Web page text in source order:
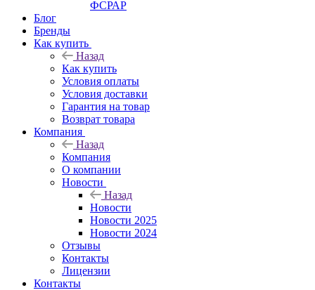
ФСРАР
Блог
Бренды
Как купить
Назад
Как купить
Условия оплаты
Условия доставки
Гарантия на товар
Возврат товара
Компания
Назад
Компания
О компании
Новости
Назад
Новости
Новости 2025
Новости 2024
Отзывы
Контакты
Лицензии
Контакты